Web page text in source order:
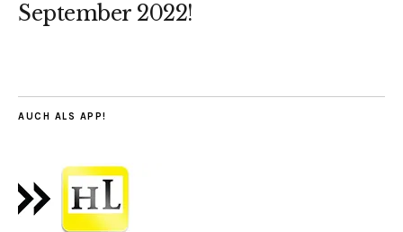
September 2022!
AUCH ALS APP!